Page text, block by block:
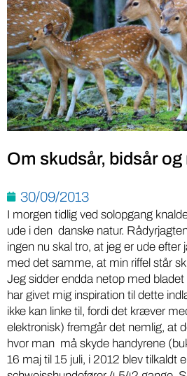
Om skudsår, bidsår
30/09/2013
I morgen tidlig ved solopgang
ude i den danske natur.
ingen nu skal tro, at jeg er ude
med det samme, at min riffel står
Jeg sidder endda netop med
har givet mig inspiration til dette
ikke kan linke til, fordi det kræver
elektronisk) fremgår det nemlig, at
hvor man må skyde handyrene
16 maj til 15 juli, i 2012 blev tilkaldt